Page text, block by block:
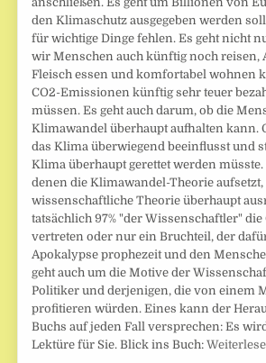
den Klimaschutz ausgegeben werden
für wichtige Dinge fehlen. Es geht nicht
wir Menschen auch künftig noch reisen,
Fleisch essen und komfortabel wohnen
CO2-Emissionen künftig sehr teuer
müssen. Es geht auch darum, ob die
Klimawandel überhaupt aufhalten kann.
das Klima überwiegend beeinflusst und
Klima überhaupt gerettet werden müsste.
denen die Klimawandel-Theorie
wissenschaftliche Theorie überhaupt
tatsächlich 97% "der Wissenschaftler" die
vertreten oder nur ein Bruchteil, der
Apokalypse prophezeit und den
geht auch um die Motive der
Politiker und derjenigen, die von einem
profitieren würden. Eines kann der
Buchs auf jeden Fall versprechen: Es
Lektüre für Sie. Blick ins Buch: